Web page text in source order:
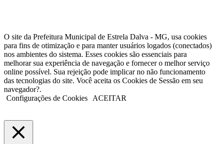
O site da Prefeitura Municipal de Estrela Dalva - MG, usa cookies
para fins de otimização e para manter usuários logados (conectados)
nos ambientes do sistema. Esses cookies são essenciais para
melhorar sua experiência de navegação e fornecer o melhor serviço
online possível. Sua rejeição pode implicar no não funcionamento
das tecnologias do site. Você aceita os Cookies de Sessão em seu
navegador?.
Configurações de Cookies
ACEITAR